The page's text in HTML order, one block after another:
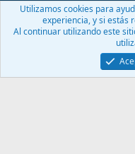
Español (ES)
Contáctanos
Términos y
Community platform by XenForo
Utilizamos cookies para
experiencia, y si estás
Al continuar utilizando este